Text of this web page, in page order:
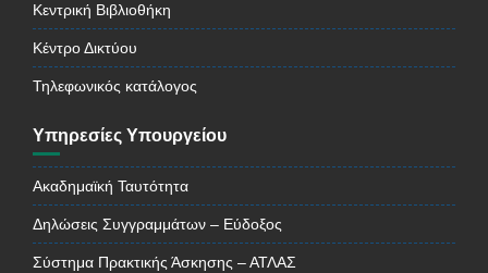
Κεντρική Βιβλιοθήκη
Κέντρο Δικτύου
Τηλεφωνικός κατάλογος
Υπηρεσίες Υπουργείου
Ακαδημαϊκή Ταυτότητα
Δηλώσεις Συγγραμμάτων – Εύδοξος
Σύστημα Πρακτικής Άσκησης – ΑΤΛΑΣ